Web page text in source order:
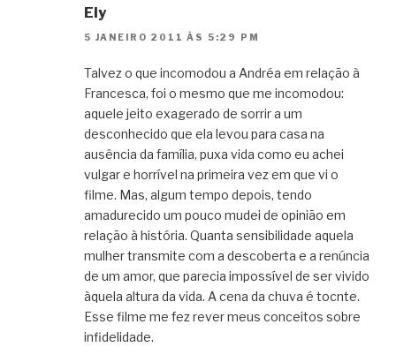
Ely
5 JANEIRO 2011 ÀS 5:29 PM
Talvez o que incomodou a Andréa em relação à
Francesca, foi o mesmo que me incomodou:
aquele jeito exagerado de sorrir a um
desconhecido que ela levou para casa na
ausência da família, puxa vida como eu achei
vulgar e horrível na primeira vez em que vi o
filme. Mas, algum tempo depois, tendo
amadurecido um pouco mudei de opinião em
relação à história. Quanta sensibilidade aquela
mulher transmite com a descoberta e a renúncia
de um amor, que parecia impossível de ser vivido
àquela altura da vida. A cena da chuva é tocnte.
Esse filme me fez rever meus conceitos sobre
infidelidade.